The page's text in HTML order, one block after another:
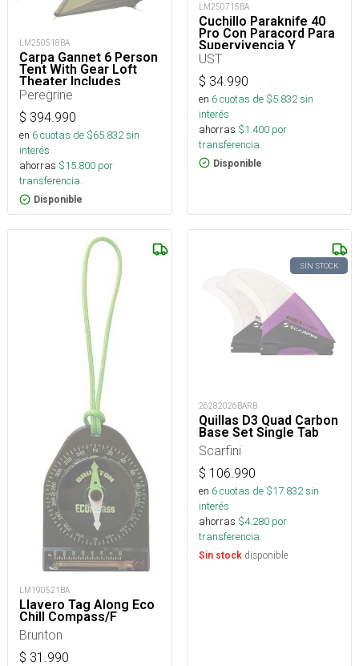
LM250518BA
Carpa Gannet 6 Person
Tent With Gear Loft
Theater Includes
Footprint
Peregrine
$ 394.990
en 6cuotas de $65.832sin
interés
ahorras $15.800 por
transferencia.
Disponible
LM250715BA
Cuchillo Paraknife 40
Pro Con Paracord Para
Supervivencia Y
Outdoor
UST
$ 34.990
en 6cuotas de $5.832sin
interés
ahorras $1.400 por
transferencia.
Disponible
LM190521BA
Llavero Tag Along Eco
Chill Compass/F
Brunton
$ 31.990
SIN STOCK
26282026BARB
Quillas D3 Quad Carbon
Base Set Single Tab
Scarfini
$ 106.990
en 6cuotas de $17.832sin
interés
ahorras $4.280 por
transferencia.
Sin stock disponible